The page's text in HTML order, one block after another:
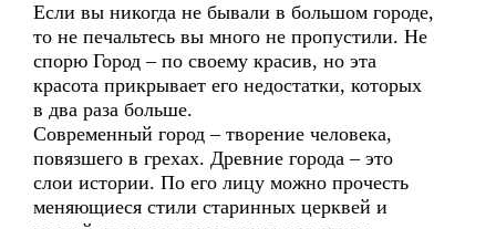
Если вы никогда не бывали в большом городе,
то не печальтесь вы много не пропустили. Не
спорю Город – по своему красив, но эта
красота прикрывает его недостатки, которых
в два раза больше.
Современный город – творение человека,
повязшего в грехах. Древние города – это
слои истории. По его лицу можно прочесть
меняющиеся стили старинных церквей и